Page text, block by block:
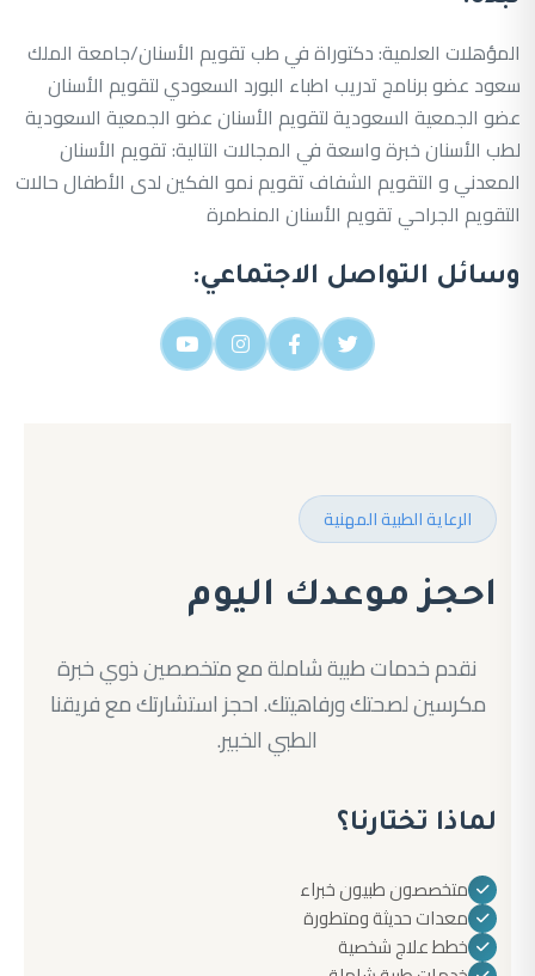
المؤهلات العلمية: دكتوراة في طب تقويم الأسنان/جامعة الملك
سعود عضو برنامج تدريب اطباء البورد السعودي لتقويم الأسنان
عضو الجمعية السعودية لتقويم الأسنان عضو الجمعية السعودية
لطب الأسنان خبرة واسعة في المجالات التالية: تقويم الأسنان
المعدني و التقويم الشفاف تقويم نمو الفكين لدى الأطفال حالات
التقويم الجراحي تقويم الأسنان المنطمرة
وسائل التواصل الاجتماعي:
الرعاية الطبية المهنية
احجز موعدك اليوم
نقدم خدمات طبية شاملة مع متخصصين ذوي خبرة
مكرسين لصحتك ورفاهيتك. احجز استشارتك مع فريقنا
الطبي الخبير.
لماذا تختارنا؟
متخصصون طبيون خبراء
معدات حديثة ومتطورة
خطط علاج شخصية